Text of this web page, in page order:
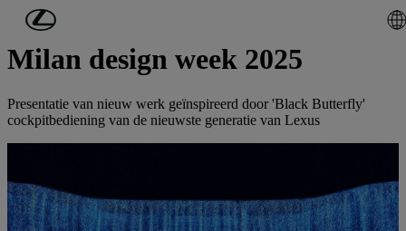
Ga naar de hoofdinhoud
Milan design week 2025
Presentatie van nieuw werk geïnspireerd door 'Black Butterfly'
cockpitbediening van de nieuwste generatie van Lexus